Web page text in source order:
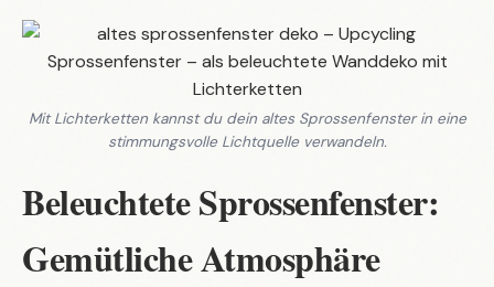
Mit Lichterketten kannst du dein altes Sprossenfenster in eine
stimmungsvolle Lichtquelle verwandeln.
Beleuchtete Sprossenfenster:
Gemütliche Atmosphäre